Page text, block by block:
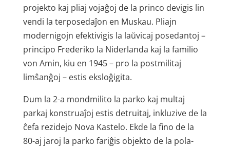
projekto kaj pliaj vojaĝoj de la princo devigis lin
vendi la terposedaĵon en Muskau. Pliajn
modernigojn efektivigis la laŭvicaj posedantoj –
principo Frederiko la Niderlanda kaj la familio
von Amin, kiu en 1945 – pro la postmilitaj
limŝanĝoj – estis eksloĝigita.
Dum la 2-a mondmilito la parko kaj multaj
parkaj konstruaĵoj estis detruitaj, inkluzive de la
ĉefa rezidejo Nova Kastelo. Ekde la fino de la
80-aj jaroj la parko fariĝis objekto de la pola-